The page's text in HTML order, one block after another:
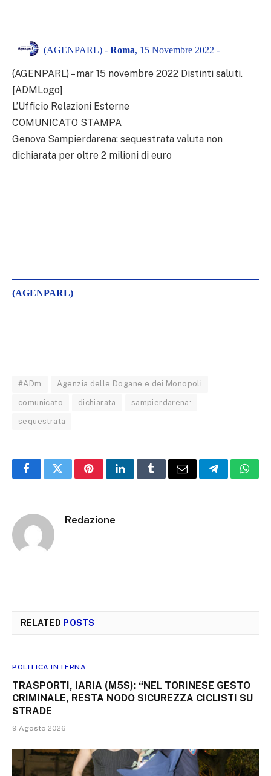
(AGENPARL) - Roma, 15 Novembre 2022 -
(AGENPARL) – mar 15 novembre 2022 Distinti saluti.
[ADMLogo]
L’Ufficio Relazioni Esterne
COMUNICATO STAMPA
Genova Sampierdarena: sequestrata valuta non
dichiarata per oltre 2 milioni di euro
(AGENPARL)
#ADm Agenzia delle Dogane e dei Monopoli
comunicato dichiarata sampierdarena:
sequestrata
FacebookTwitterPinterestLinkedInTumblrEmail Telegram
Redazione
RELATED POSTS
POLITICA INTERNA
TRASPORTI, IARIA (M5S): “NEL TORINESE GESTO
CRIMINALE, RESTA NODO SICUREZZA CICLISTI SU
STRADE
9 Agosto 2026